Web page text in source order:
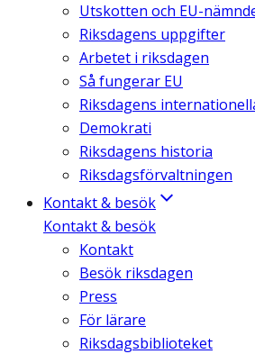
Utskotten och EU-
Riksdagens uppgifter
Arbetet i riksdagen
Så fungerar EU
Riksdagens
Demokrati
Riksdagens historia
Riksdagsförvaltningen
Kontakt & besök
Kontakt & besök
Kontakt
Besök riksdagen
Press
För lärare
Riksdagsbiblioteket